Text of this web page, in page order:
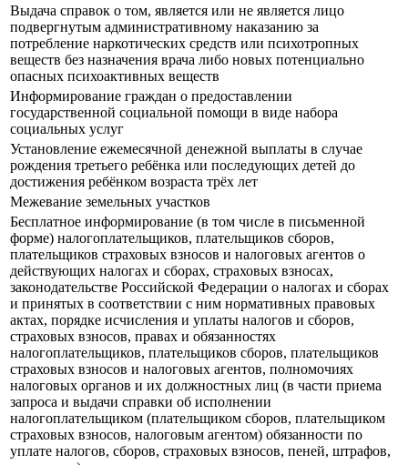
Выдача справок о том, является или не является лицо
подвергнутым административному наказанию за
потребление наркотических средств или психотропных
веществ без назначения врача либо новых потенциально
опасных психоактивных веществ
Информирование граждан о предоставлении
государственной социальной помощи в виде набора
социальных услуг
Установление ежемесячной денежной выплаты в случае
рождения третьего ребёнка или последующих детей до
достижения ребёнком возраста трёх лет
Межевание земельных участков
Бесплатное информирование (в том числе в письменной
форме) налогоплательщиков, плательщиков сборов,
плательщиков страховых взносов и налоговых агентов о
действующих налогах и сборах, страховых взносах,
законодательстве Российской Федерации о налогах и сборах
и принятых в соответствии с ним нормативных правовых
актах, порядке исчисления и уплаты налогов и сборов,
страховых взносов, правах и обязанностях
налогоплательщиков, плательщиков сборов, плательщиков
страховых взносов и налоговых агентов, полномочиях
налоговых органов и их должностных лиц (в части приема
запроса и выдачи справки об исполнении
налогоплательщиком (плательщиком сборов, плательщиком
страховых взносов, налоговым агентом) обязанности по
уплате налогов, сборов, страховых взносов, пеней, штрафов,